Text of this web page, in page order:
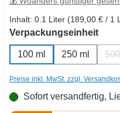
Inhalt: 0.1 Liter (189,00 € / 1
Preise inkl. MwSt. zzgl.
Sofort versandfertig,
Verpackungseinheit
100 ml 250 ml